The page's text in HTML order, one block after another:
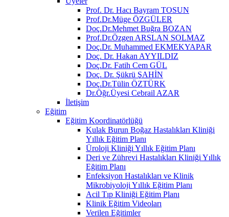
Prof. Dr. Hacı Bayram TOSUN
Prof.Dr.Müge ÖZGÜLER
Doç.Dr.Mehmet Buğra BOZAN
Prof.Dr.Özgen ARSLAN SOLMAZ
Doç.Dr. Muhammed EKMEKYAPAR
Doç. Dr. Hakan AYYILDIZ
Doç.Dr. Fatih Cem GÜL
Doç. Dr. Şükrü ŞAHİN
Doç.Dr.Tülin ÖZTÜRK
Dr.Öğr.Üyesi Cebrail AZAR
İletişim
Eğitim
Eğitim Koordinatörlüğü
Kulak Burun Boğaz Hastalıkları Kliniği
Yıllık Eğitim Planı
Üroloji Kliniği Yıllık Eğitim Planı
Deri ve Zührevi Hastalıkları Kliniği Yıllık
Eğitim Planı
Enfeksiyon Hastalıkları ve Klinik
Mikrobiyoloji Yıllık Eğitim Planı
Acil Tıp Kliniği Eğitim Planı
Klinik Eğitim Videoları
Verilen Eğitimler